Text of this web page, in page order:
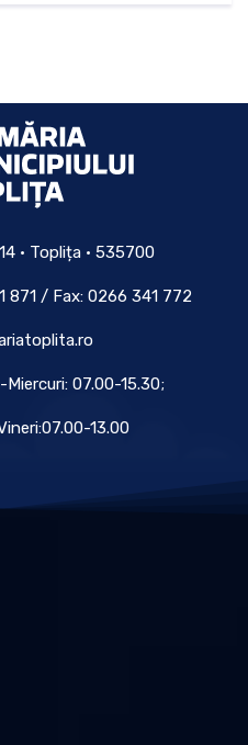
• Toplița • 535700
871 / Fax: 0266 341 772
Miercuri: 07.00-15.30;
13.00